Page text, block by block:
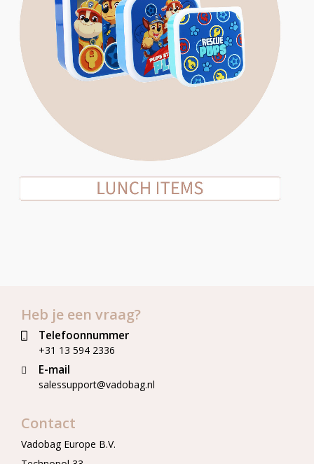
Heb je een vraag?
Telefoonnummer
+31 13 594 2336
E-mail
salessupport@vadobag.nl
Contact
Vadobag Europe B.V.